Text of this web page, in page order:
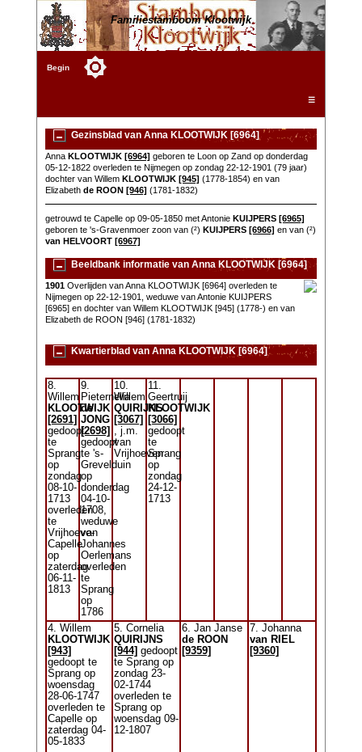
Familiestamboom Klootwijk
Begin
☰
Gezinsblad van Anna KLOOTWIJK [6964]
Anna KLOOTWIJK [6964] geboren te Loon op Zand op donderdag
05-12-1822 overleden te Nijmegen op zondag 22-12-1901 (79 jaar)
dochter van Willem KLOOTWIJK [945] (1778-1854) en van
Elizabeth de ROON [946] (1781-1832)
getrouwd te Capelle op 09-05-1850 met Antonie KUIJPERS [6965]
geboren te 's-Gravenmoer zoon van (²) KUIJPERS [6966] en van (²)
van HELVOORT [6967]
Beeldbank informatie van Anna KLOOTWIJK [6964]
1901Overlijden van Anna KLOOTWIJK [6964] overleden te
Nijmegen op 22-12-1901, weduwe van Antonie KUIJPERS
[6965] en dochter van Willem KLOOTWIJK [945] (1778-) en van
Elizabeth de ROON [946] (1781-1832)
Kwartierblad van Anna KLOOTWIJK [6964]
8.
Willem
KLOOTWIJK
[2691]
gedoopt
te
Sprang
op
zondag
08-10-
1713
overleden
te
Vrijhoeve-
Capelle
op
zaterdag
06-11-
1813
9.
Pieternella
de
JONG
[2698]
gedoopt
te 's-
Grevelduin
op
donderdag
04-10-
1708,
weduwe
van
Johannes
Oerlemans
overleden
te
Sprang
op
1786
10.
Willem
QUIRIJNS
[3067]
, j.m.
van
Vrijhoeven
11.
Geertruij
KLOOTWIJK
[3066]
gedoopt
te
Sprang
op
zondag
24-12-
1713
4. Willem
KLOOTWIJK
[943]
gedoopt te
Sprang op
woensdag
28-06-1747
overleden te
Capelle op
zaterdag 04-
05-1833
5. Cornelia
QUIRIJNS
[944] gedoopt
te Sprang op
zondag 23-
02-1744
overleden te
Sprang op
woensdag 09-
12-1807
6. Jan Janse
de ROON
[9359]
7. Johanna
van RIEL
[9360]